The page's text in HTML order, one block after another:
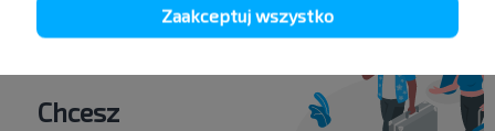
Chcesz
Zaakceptuj wszystko